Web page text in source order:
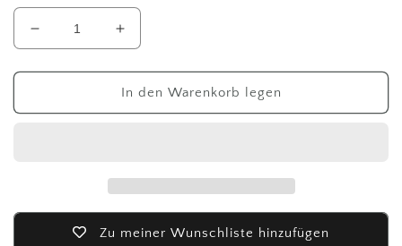
Verringere
die
Menge
Storefactory
Erhöhe
die
Menge
für
Storefactory
In den Warenkorb legen
Zu meiner Wunschliste hinzufügen